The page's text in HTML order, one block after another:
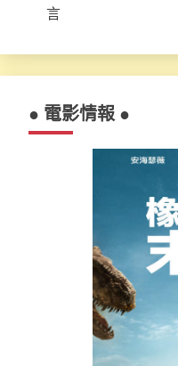
言
● 電影情報 ●